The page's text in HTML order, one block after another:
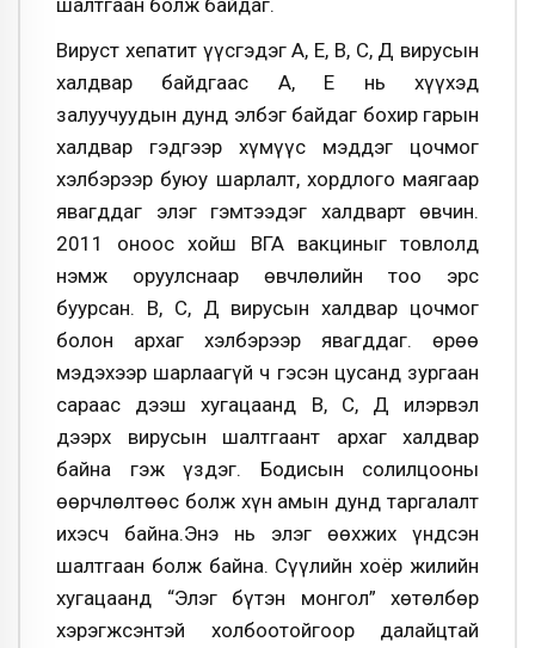
шалтгаан болж байдаг.
Вируст хепатит үүсгэдэг А, Е, В, С, Д вирусын
халдвар байдгаас А, Е нь хүүхэд
залуучуудын дунд элбэг байдаг бохир гарын
халдвар гэдгээр хүмүүс мэддэг цочмог
хэлбэрээр буюу шарлалт, хордлого маягаар
явагддаг элэг гэмтээдэг халдварт өвчин.
2011 оноос хойш ВГА вакциныг товлолд
нэмж оруулснаар өвчлөлийн тоо эрс
буурсан. В, С, Д вирусын халдвар цочмог
болон архаг хэлбэрээр явагддаг. Өөрөө
мэдэхээр шарлаагүй ч гэсэн цусанд зургаан
сараас дээш хугацаанд В, С, Д илэрвэл
дээрх вирусын шалтгаант архаг халдвар
байна гэж үздэг. Бодисын солилцооны
өөрчлөлтөөс болж хүн амын дунд таргалалт
ихэсч байна.Энэ нь элэг өөхжих үндсэн
шалтгаан болж байна. Сүүлийн хоёр жилийн
хугацаанд “Элэг бүтэн монгол” хөтөлбөр
хэрэгжсэнтэй холбоотойгоор далайцтай